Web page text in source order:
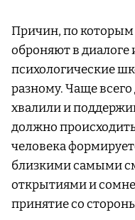
Причин, по
оброняют в
психологические
разному. Чаще всего
хвалили и
должно
человека
близкими самыми
открытиями и
принятие со